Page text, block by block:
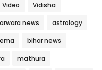
Video Vidisha
news astrology
bihar news
mathura